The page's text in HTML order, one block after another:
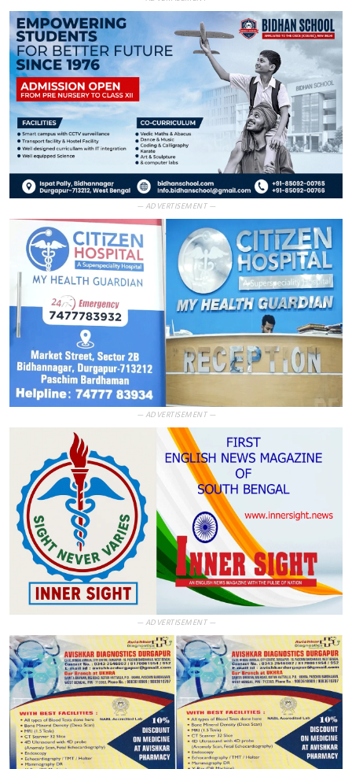
— ADVERTISEMENT —
— ADVERTISEMENT —
— ADVERTISEMENT —